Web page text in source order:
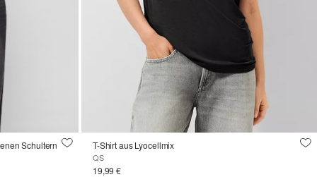
Schultern T-Shirt aus Lyocellmix
QS
19,99 €